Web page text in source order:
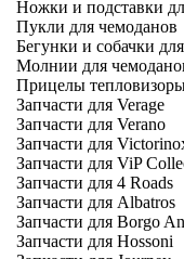
Ножки и подставки
Пукли для чемоданов
Бегунки и собачки
Молнии для
Прицелы
Запчасти для Verage
Запчасти для Verano
Запчасти для
Запчасти для ViP
Запчасти для 4 Roads
Запчасти для Albatros
Запчасти для Borgo
Запчасти для Hossoni